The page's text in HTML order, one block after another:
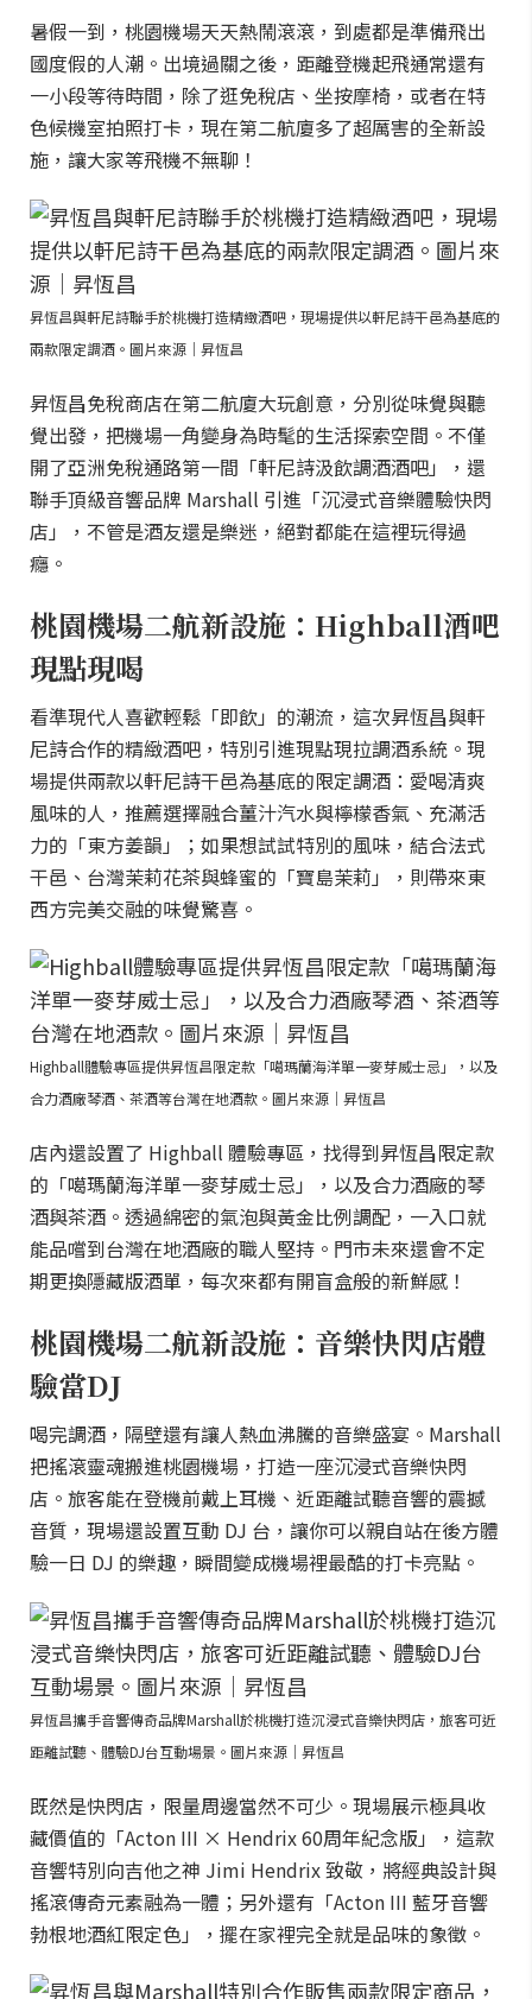
暑假一到，桃園機場天天熱鬧滾滾，到處都是準備飛出
國度假的人潮。出境過關之後，距離登機起飛通常還有
一小段等待時間，除了逛免稅店、坐按摩椅，或者在特
色候機室拍照打卡，現在第二航廈多了超厲害的全新設
施，讓大家等飛機不無聊！
昇恆昌與軒尼詩聯手於桃機打造精緻酒吧，現場提供以軒尼詩干邑為基底的
兩款限定調酒。圖片來源｜昇恆昌
昇恆昌免稅商店在第二航廈大玩創意，分別從味覺與聽
覺出發，把機場一角變身為時髦的生活探索空間。不僅
開了亞洲免稅通路第一間「軒尼詩汲飲調酒酒吧」，還
聯手頂級音響品牌 Marshall 引進「沉浸式音樂體驗快閃
店」，不管是酒友還是樂迷，絕對都能在這裡玩得過
癮。
桃園機場二航新設施：Highball酒吧
現點現喝
看準現代人喜歡輕鬆「即飲」的潮流，這次昇恆昌與軒
尼詩合作的精緻酒吧，特別引進現點現拉調酒系統。現
場提供兩款以軒尼詩干邑為基底的限定調酒：愛喝清爽
風味的人，推薦選擇融合薑汁汽水與檸檬香氣、充滿活
力的「東方姜韻」；如果想試試特別的風味，結合法式
干邑、台灣茉莉花茶與蜂蜜的「寶島茉莉」，則帶來東
西方完美交融的味覺驚喜。
Highball體驗專區提供昇恆昌限定款「噶瑪蘭海洋單一麥芽威士忌」，以及
合力酒廠琴酒、茶酒等台灣在地酒款。圖片來源｜昇恆昌
店內還設置了 Highball 體驗專區，找得到昇恆昌限定款
的「噶瑪蘭海洋單一麥芽威士忌」，以及合力酒廠的琴
酒與茶酒。透過綿密的氣泡與黃金比例調配，一入口就
能品嚐到台灣在地酒廠的職人堅持。門市未來還會不定
期更換隱藏版酒單，每次來都有開盲盒般的新鮮感！
桃園機場二航新設施：音樂快閃店體
驗當DJ
喝完調酒，隔壁還有讓人熱血沸騰的音樂盛宴。Marshall
把搖滾靈魂搬進桃園機場，打造一座沉浸式音樂快閃
店。旅客能在登機前戴上耳機、近距離試聽音響的震撼
音質，現場還設置互動 DJ 台，讓你可以親自站在後方體
驗一日 DJ 的樂趣，瞬間變成機場裡最酷的打卡亮點。
昇恆昌攜手音響傳奇品牌Marshall於桃機打造沉浸式音樂快閃店，旅客可近
距離試聽、體驗DJ台互動場景。圖片來源｜昇恆昌
既然是快閃店，限量周邊當然不可少。現場展示極具收
藏價值的「Acton III × Hendrix 60周年紀念版」，這款
音響特別向吉他之神 Jimi Hendrix 致敬，將經典設計與
搖滾傳奇元素融為一體；另外還有「Acton III 藍牙音響
勃根地酒紅限定色」，擺在家裡完全就是品味的象徵。